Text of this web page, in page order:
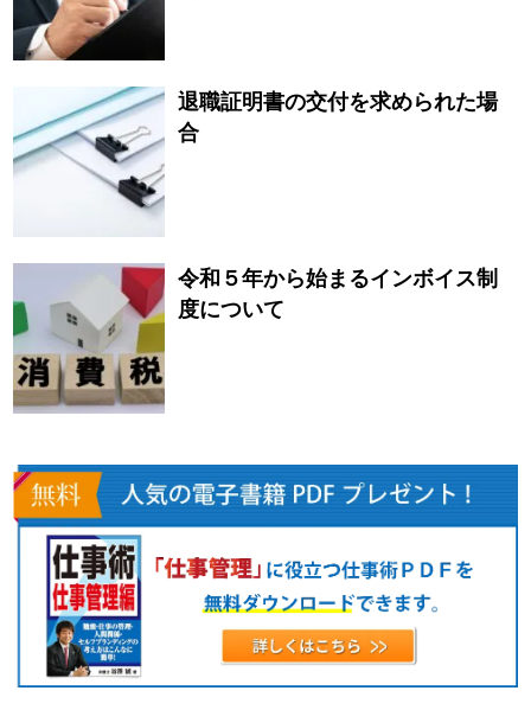
退職証明書の交付を求められた場
合
令和５年から始まるインボイス制
度について